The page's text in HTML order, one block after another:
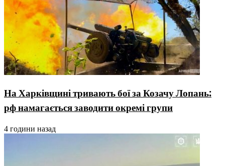
На Харківщині тривають бої за Козачу Лопань:
рф намагається заводити окремі групи
4 години назад